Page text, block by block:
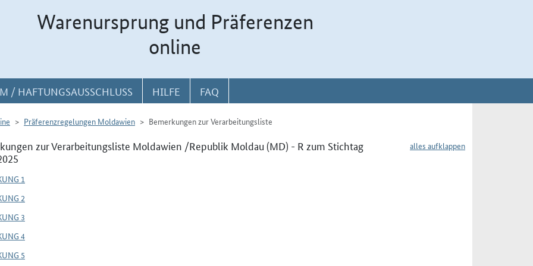
Warenursprung und Präferenzen
online
/ HAFTUNGSAUSSCHLUSS HILFE FAQ
Präferenzregelungen Moldawien Bemerkungen zur Verarbeitungsliste
alles aufklappen
zur Verarbeitungsliste Moldawien /Republik Moldau (MD) - R zum Stichtag
1
2
3
4
5